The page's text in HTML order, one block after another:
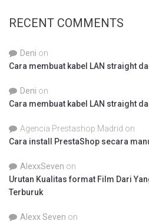
RECENT COMMENTS
Deni on
Cara membuat kabel LAN straight
Deni on
Cara membuat kabel LAN straight
Agencia Prestashop Madrid on
Cara install PrestaShop secara
AlexxSeven on
Urutan Kualitas format Film Dari
Terburuk
Alexx Seven on